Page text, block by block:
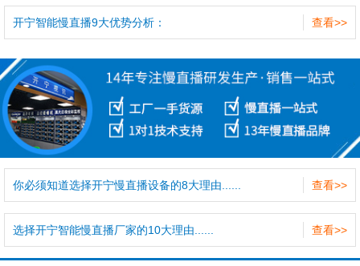
查看>>
开宁智能慢直播9大优势分析：
查看>>
你必须知道选择开宁慢直播设备的8大理由......
查看>>
选择开宁智能慢直播厂家的10大理由......